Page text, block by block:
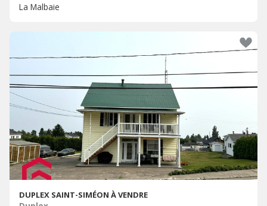
La Malbaie
DUPLEX SAINT-SIMÉON À VENDRE